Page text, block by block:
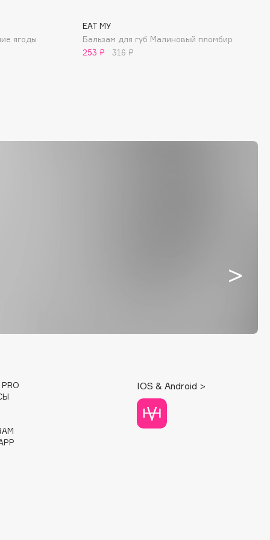
ягоды
EAT MY
Бальзам для губ Малиновый пломбир
253 ₽
316 ₽
PRO
IOS & Android >